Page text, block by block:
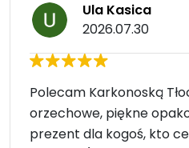
Ula Kasica
2026.07.30
Polecam Karkonoską
orzechowe, piękne
prezent dla kogoś, kto